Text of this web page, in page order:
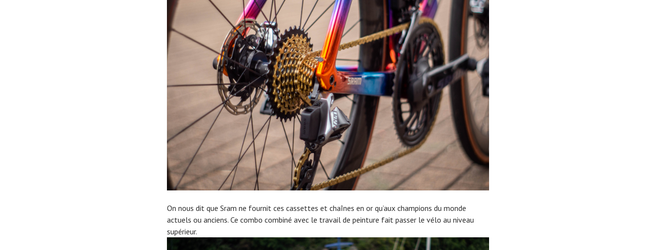
On nous dit que Sram ne fournit ces cassettes et chaînes en or qu’aux champions du monde
actuels ou anciens. Ce combo combiné avec le travail de peinture fait passer le vélo au niveau
supérieur.